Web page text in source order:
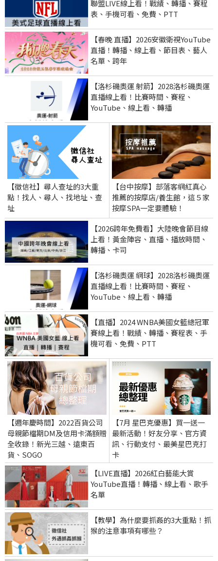
聯盟LIVE線上看！戰績、轉播、賽程
表、手機可看、免費、PTT
【春晚 直播】2026安徽衛視YouTube
直播！轉播、線上看、節目表、藝人
名單、跨年
【洛杉磯奧運 射箭】2028洛杉磯奧運
直播線上看！比賽時間、賽程、
YouTube、線上看、轉播
【徵信社】尋人查址的3大重
點！找人、尋人、找地址、查
址
【台中按摩】部落客網紅真心
推薦的按摩店/養生館，這５家
按摩SPA一定要體驗！
【2026跨年免費看】大陸晚會節目線
上看！黃金陣容、直播、播放時間、
轉播、卡司
【洛杉磯奧運 網球】2028洛杉磯奧運
直播線上看！比賽時間、賽程、
YouTube、線上看、轉播
【直播】2024 WNBA美國女籃總冠軍
賽線上看！戰績、轉播、賽程表、手
機可看、免費、PTT
【週年慶時間】2022百貨公司
母親節檔期DM及信用卡滿額贈
全收錄！新光三越、遠東百
貨、SOGO
【7月 星巴克優惠】買一送一
最新活動！好友分享、官方資
訊、行動支付、最美星巴克打
卡
【LIVE直播】2026紅白藝能大賞
YouTube直播！轉播、線上看、歌手
名單
【教學】為什麼要抓姦的3大重點！抓
猴的注意事項有哪些？